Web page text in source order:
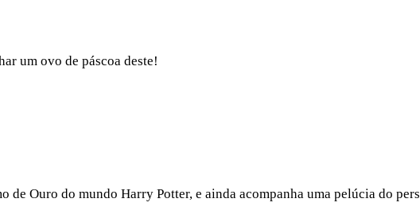
um ovo de páscoa deste!
Ouro do mundo Harry Potter, e ainda acompanha uma pelúcia do